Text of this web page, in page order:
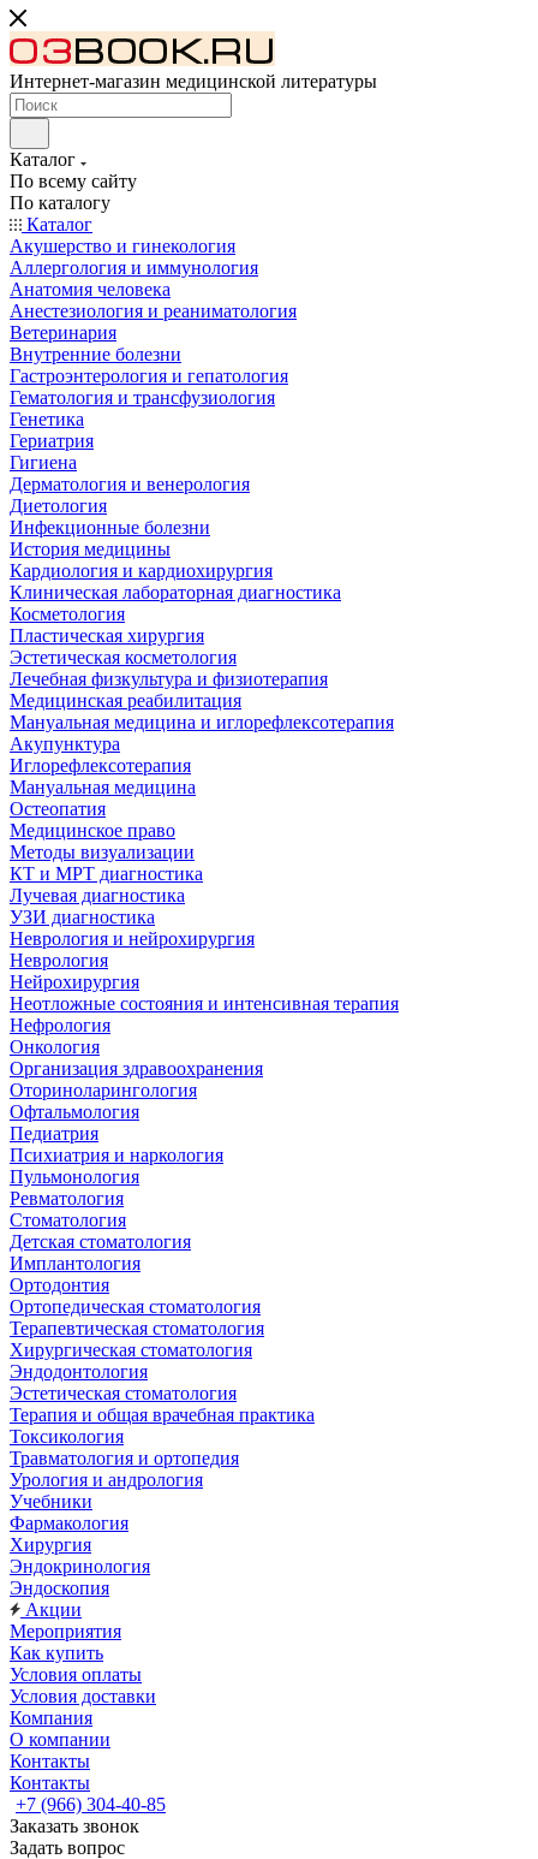
Интернет-магазин медицинской литературы
Каталог
По всему сайту
По каталогу
Каталог
Акушерство и гинекология
Аллергология и иммунология
Анатомия человека
Анестезиология и реаниматология
Ветеринария
Внутренние болезни
Гастроэнтерология и гепатология
Гематология и трансфузиология
Генетика
Гериатрия
Гигиена
Дерматология и венерология
Диетология
Инфекционные болезни
История медицины
Кардиология и кардиохирургия
Клиническая лабораторная диагностика
Косметология
Пластическая хирургия
Эстетическая косметология
Лечебная физкультура и физиотерапия
Медицинская реабилитация
Мануальная медицина и иглорефлексотерапия
Акупунктура
Иглорефлексотерапия
Мануальная медицина
Остеопатия
Медицинское право
Методы визуализации
КТ и МРТ диагностика
Лучевая диагностика
УЗИ диагностика
Неврология и нейрохирургия
Неврология
Нейрохирургия
Неотложные состояния и интенсивная терапия
Нефрология
Онкология
Организация здравоохранения
Оториноларингология
Офтальмология
Педиатрия
Психиатрия и наркология
Пульмонология
Ревматология
Стоматология
Детская стоматология
Имплантология
Ортодонтия
Ортопедическая стоматология
Терапевтическая стоматология
Хирургическая стоматология
Эндодонтология
Эстетическая стоматология
Терапия и общая врачебная практика
Токсикология
Травматология и ортопедия
Урология и андрология
Учебники
Фармакология
Хирургия
Эндокринология
Эндоскопия
Акции
Мероприятия
Как купить
Условия оплаты
Условия доставки
Компания
О компании
Контакты
Контакты
+7 (966) 304-40-85
Заказать звонок
Задать вопрос